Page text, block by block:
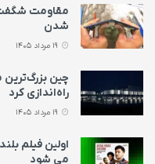
شدن
راه‌اندازی کرد
اولین فیلم
می‌ شود